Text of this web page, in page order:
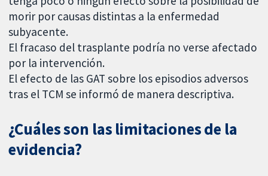
morir por causas distintas a la enfermedad
subyacente.
El fracaso del trasplante podría no verse afectado
por la intervención.
El efecto de las GAT sobre los episodios adversos
tras el TCM se informó de manera descriptiva.
¿Cuáles son las limitaciones de la
evidencia?